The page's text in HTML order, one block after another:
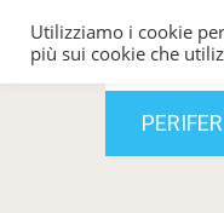
Utilizziamo i cookie
più sui cookie che